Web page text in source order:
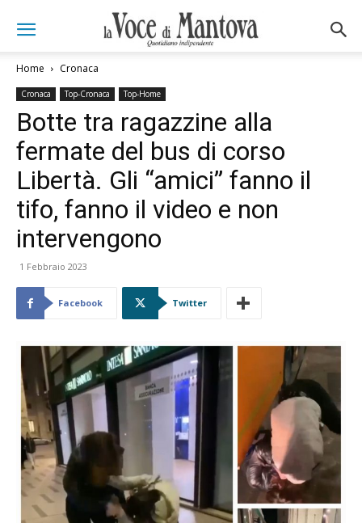
Home Cronaca
Cronaca Top-Cronaca Top-Home
Botte tra ragazzine alla
fermate del bus di corso
Libertà. Gli “amici” fanno il
tifo, fanno il video e non
intervengono
1 Febbraio 2023
Facebook Twitter